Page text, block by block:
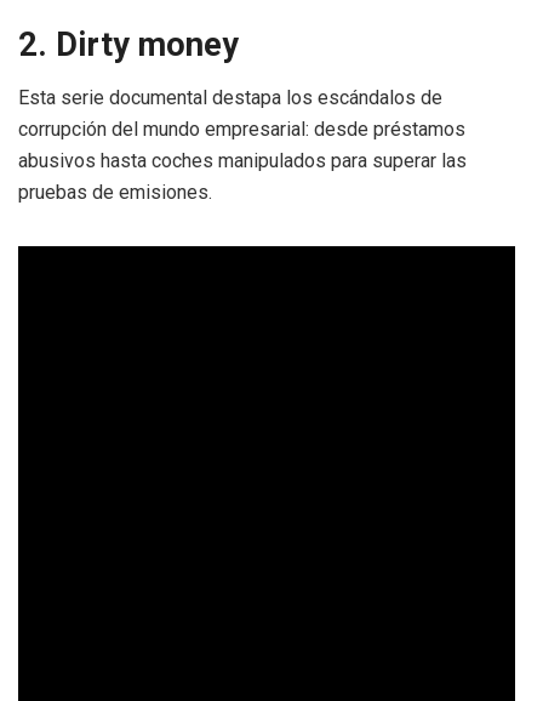
2. Dirty money
Esta serie documental destapa los escándalos de
corrupción del mundo empresarial: desde préstamos
abusivos hasta coches manipulados para superar las
pruebas de emisiones.